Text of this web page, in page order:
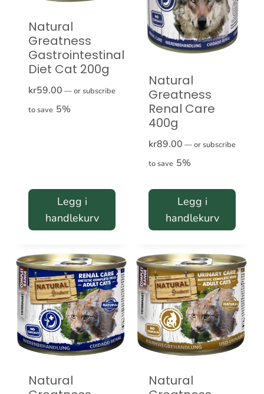
på
produktsiden
Natural
Greatness
Gastrointestinal
Diet Cat 200g
kr59.00 —or subscribe
to save 5%
Legg i
handlekurv
Natural
Greatness
Renal Care
400g
kr89.00 —or subscribe
to save 5%
Legg i
handlekurv
Natural
Natural